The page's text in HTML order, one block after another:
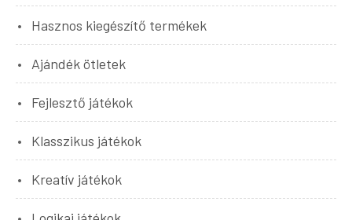
Hasznos kiegészítő termékek
Ajándék ötletek
Fejlesztő játékok
Klasszikus játékok
Kreatív játékok